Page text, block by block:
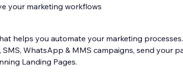
your marketing workflows
helps you automate your marketing processes.
viewers